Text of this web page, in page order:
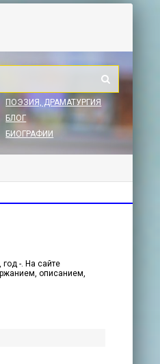
ПОЭЗИЯ, ДРАМАТУРГИЯ
БЛОГ
БИОГРАФИИ
-. На сайте
описанием,